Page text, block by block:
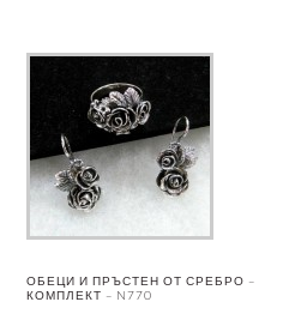
ОБЕЦИ И ПРЪСТЕН ОТ СРЕБРО –
КОМПЛЕКТ – N770